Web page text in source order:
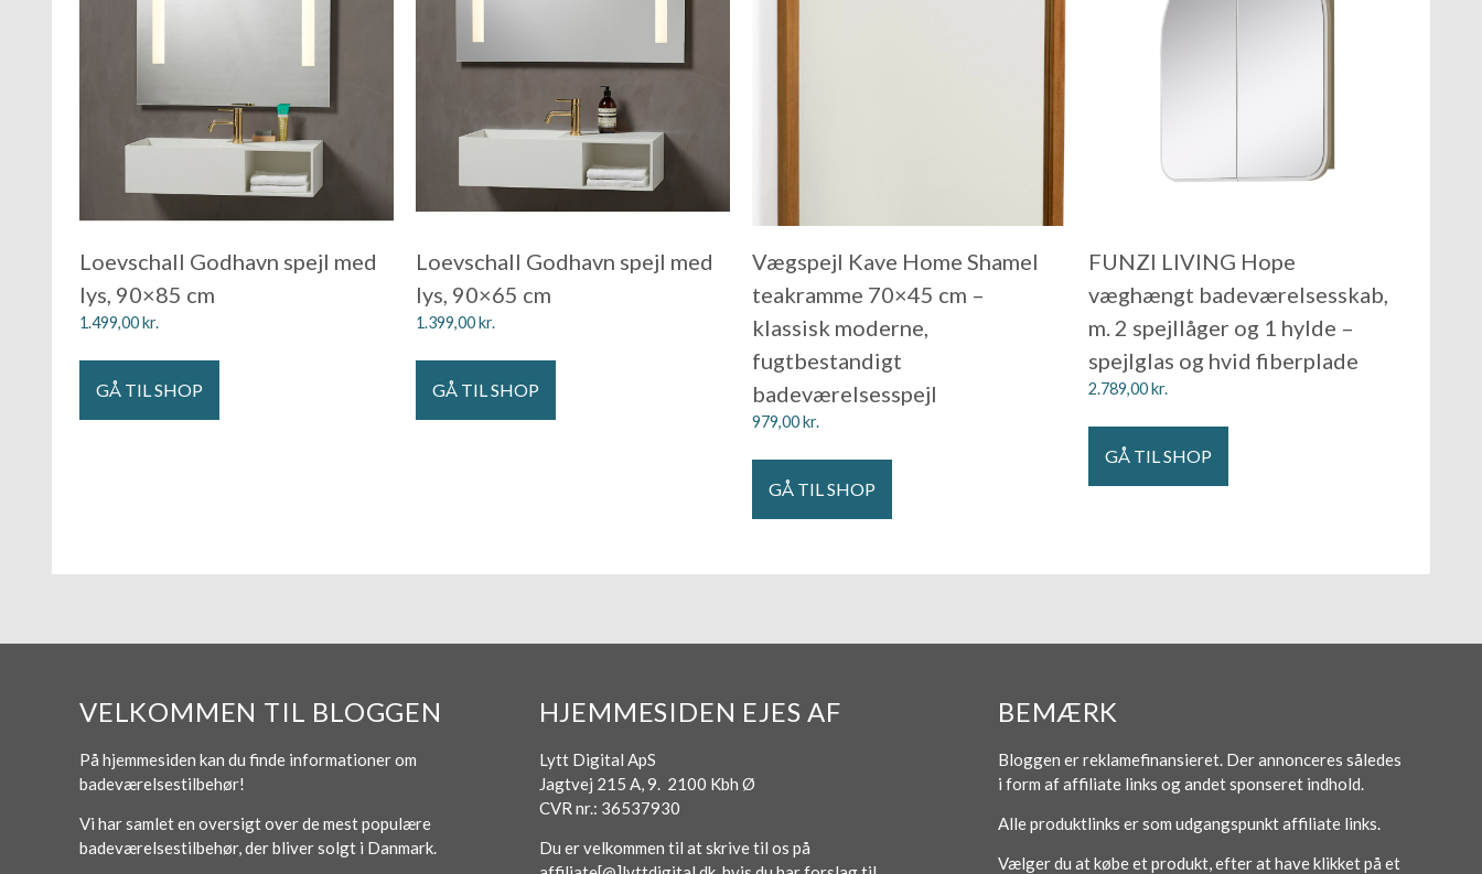
Loevschall Godhavn spejl med
lys, 90×85 cm
1.499,00kr.
GÅ TIL SHOP
Loevschall Godhavn spejl med
lys, 90×65 cm
1.399,00kr.
GÅ TIL SHOP
Vægspejl Kave Home Shamel
teakramme 70×45 cm –
klassisk moderne,
fugtbestandigt
badeværelsesspejl
979,00kr.
GÅ TIL SHOP
FUNZI LIVING Hope
væghængt badeværelsesskab,
m. 2 spejllåger og 1 hylde –
spejlglas og hvid fiberplade
2.789,00kr.
GÅ TIL SHOP
VELKOMMEN TIL BLOGGEN
På hjemmesiden kan du finde informationer om
badeværelsestilbehør!
Vi har samlet en oversigt over de mest populære
badeværelsestilbehør, der bliver solgt i Danmark.
HJEMMESIDEN EJES AF
Lytt Digital ApS
Jagtvej 215 A, 9. 2100 Kbh Ø
CVR nr.: 36537930
Du er velkommen til at skrive til os på
BEMÆRK
Bloggen er reklamefinansieret. Der annonceres således
i form af affiliate links og andet sponseret indhold.
Alle produktlinks er som udgangspunkt affiliate links.
Vælger du at købe et produkt, efter at have klikket på et